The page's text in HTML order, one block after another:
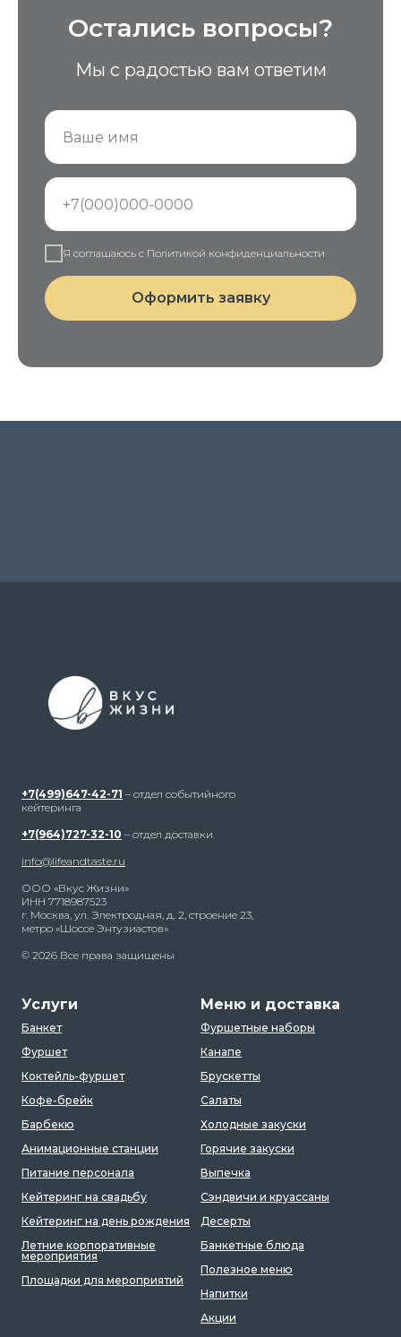
Остались вопросы?
Мы с радостью вам ответим
Я соглашаюсь с Политикой конфиденциальности
Оформить заявку
+7(499)647-42-71 – отдел событийного
кейтеринга
+7(964)727-32-10 – отдел доставки
info@lifeandtaste.ru
ООО «Вкус Жизни»
ИНН 7718987523
г. Москва, ул. Электродная, д. 2, строение 23,
метро «Шоссе Энтузиастов»
© 2026 Все права защищены
Услуги
Банкет
Фуршет
Коктейль-фуршет
Кофе-брейк
Барбекю
Анимационные станции
Питание персонала
Кейтеринг на свадьбу
Кейтеринг на день рождения
Летние корпоративные
мероприятия
Площадки для мероприятий
Меню и доставка
Фуршетные наборы
Канапе
Брускетты
Салаты
Холодные закуски
Горячие закуски
Выпечка
Сэндвичи и круассаны
Десерты
Банкетные блюда
Полезное меню
Напитки
Акции